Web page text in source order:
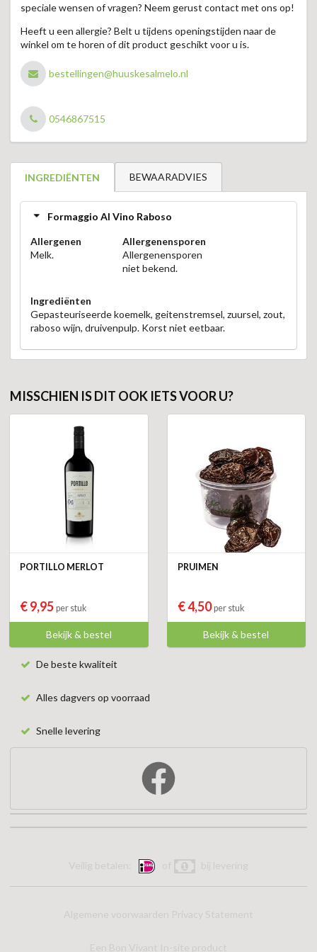
speciale wensen of vragen? Neem gerust contact met ons op!
Heeft u een allergie? Belt u tijdens openingstijden naar de
winkel om te horen of dit product geschikt voor u is.
bestellingen@huuskesalmelo.nl
0546867515
INGREDIËNTEN BEWAARADVIES
Formaggio Al Vino Raboso
Allergenen
Melk.
Allergenensporen
Allergenensporen
niet bekend.
Ingrediënten
Gepasteuriseerde koemelk, geitenstremsel, zuursel, zout,
raboso wijn, druivenpulp. Korst niet eetbaar.
MISSCHIEN IS DIT OOK IETS VOOR U?
PORTILLO MERLOT
€ 9,95 per stuk
Bekijk & bestel
PRUIMEN
€ 4,50per stuk
Bekijk & bestel
De beste kwaliteit
Alles dagvers op voorraad
Snelle levering
Veilig betalen: of bij levering
Algemene voorwaarden Privacy Statement
Een Bon Vivant In-site product